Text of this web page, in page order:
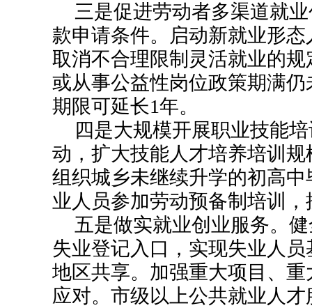
三是促进劳动者多渠道就
款申请条件。启动新就业形
取消不合理限制灵活就业的
或从事公益性岗位政策期满
期限可延长1年。
四是大规模开展职业技能
动，扩大技能人才培养培训
组织城乡未继续升学的初高
业人员参加劳动预备制培训
五是做实就业创业服务。
失业登记入口，实现失业人
地区共享。加强重大项目、
应对。市级以上公共就业人